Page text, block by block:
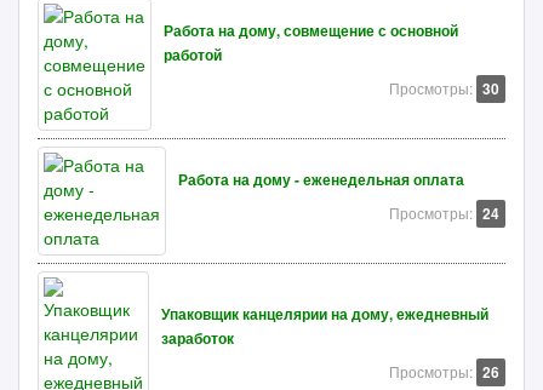
Работа на дому, совмещение с основной
работой
Просмотры: 30
Работа на дому - еженедельная оплата
Просмотры: 24
Упаковщик канцелярии на дому, ежедневный
заработок
Просмотры: 26